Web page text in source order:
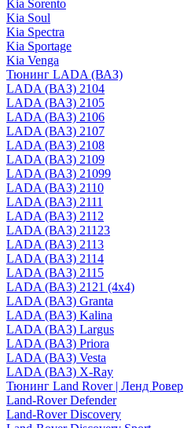
Kia Sorento
Kia Soul
Kia Spectra
Kia Sportage
Kia Venga
Тюнинг LADA (ВАЗ)
LADA (ВАЗ) 2104
LADA (ВАЗ) 2105
LADA (ВАЗ) 2106
LADA (ВАЗ) 2107
LADA (ВАЗ) 2108
LADA (ВАЗ) 2109
LADA (ВАЗ) 21099
LADA (ВАЗ) 2110
LADA (ВАЗ) 2111
LADA (ВАЗ) 2112
LADA (ВАЗ) 21123
LADA (ВАЗ) 2113
LADA (ВАЗ) 2114
LADA (ВАЗ) 2115
LADA (ВАЗ) 2121 (4x4)
LADA (ВАЗ) Granta
LADA (ВАЗ) Kalina
LADA (ВАЗ) Largus
LADA (ВАЗ) Priora
LADA (ВАЗ) Vesta
LADA (ВАЗ) X-Ray
Тюнинг Land Rover | Ленд Ровер
Land-Rover Defender
Land-Rover Discovery